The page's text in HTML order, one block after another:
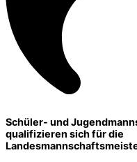
Schüler- und
qualifizieren sich für die